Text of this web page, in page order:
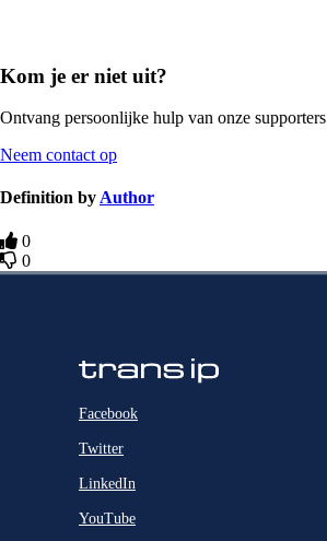
Kom je er niet uit?
Ontvang persoonlijke hulp van onze supporters
Neem contact op
Definition byAuthor
0
0
Facebook
Twitter
LinkedIn
YouTube